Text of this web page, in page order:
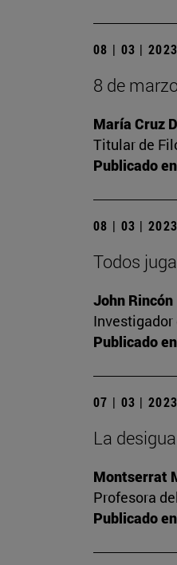
08 | 03 | 2023
8 de
María Cruz
Titular de
Publicado
08 | 03 | 2023
Todos
John Rincón
Investigador
Publicado
07 | 03 | 2023
La
Montserrat
Profesora
Publicado